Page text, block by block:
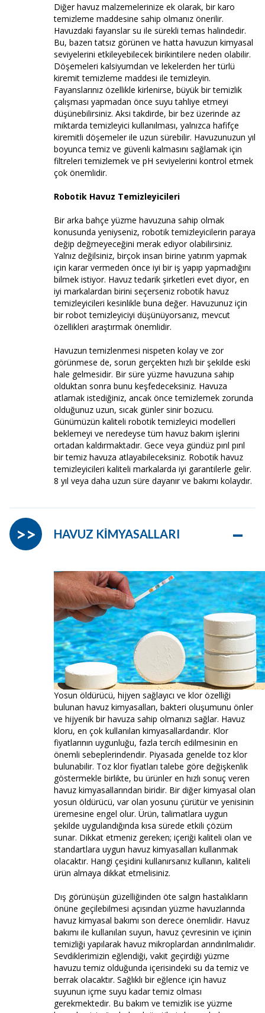
Diğer havuz malzemelerinize ek olarak, bir karo
temizleme maddesine sahip olmanız önerilir.
Havuzdaki fayanslar su ile sürekli temas halindedir.
Bu, bazen tatsız görünen ve hatta havuzun kimyasal
seviyelerini etkileyebilecek birikintilere neden olabilir.
Döşemeleri kalsiyumdan ve lekelerden her türlü
kiremit temizleme maddesi ile temizleyin.
Fayanslarınız özellikle kirlenirse, büyük bir temizlik
çalışması yapmadan önce suyu tahliye etmeyi
düşünebilirsiniz. Aksi takdirde, bir bez üzerinde az
miktarda temizleyici kullanılması, yalnızca hafifçe
kiremitli döşemeler ile uzun sürebilir. Havuzunuzun yıl
boyunca temiz ve güvenli kalmasını sağlamak için
filtreleri temizlemek ve pH seviyelerini kontrol etmek
çok önemlidir.
Robotik Havuz Temizleyicileri
Bir arka bahçe yüzme havuzuna sahip olmak
konusunda yeniyseniz, robotik temizleyicilerin paraya
değip değmeyeceğini merak ediyor olabilirsiniz.
Yalnız değilsiniz, birçok insan birine yatırım yapmak
için karar vermeden önce iyi bir iş yapıp yapmadığını
bilmek istiyor. Havuz tedarik şirketleri evet diyor, en
iyi markalardan birini seçerseniz robotik havuz
temizleyicileri kesinlikle buna değer. Havuzunuz için
bir robot temizleyiciyi düşünüyorsanız, mevcut
özellikleri araştırmak önemlidir.
Havuzun temizlenmesi nispeten kolay ve zor
görünmese de, sorun gerçekten hızlı bir şekilde eski
hale gelmesidir. Bir süre yüzme havuzuna sahip
olduktan sonra bunu keşfedeceksiniz. Havuza
atlamak istediğiniz, ancak önce temizlemek zorunda
olduğunuz uzun, sıcak günler sinir bozucu.
Günümüzün kaliteli robotik temizleyici modelleri
beklemeyi ve neredeyse tüm havuz bakım işlerini
ortadan kaldırmaktadır. Gece veya gündüz pırıl pırıl
bir temiz havuza atlayabileceksiniz. Robotik havuz
temizleyicileri kaliteli markalarda iyi garantilerle gelir.
8 yıl veya daha uzun süre dayanır ve bakımı kolaydır.
HAVUZ KİMYASALLARI –
>>
Yosun öldürücü, hijyen sağlayıcı ve klor özelliği
bulunan havuz kimyasalları, bakteri oluşumunu önler
ve hijyenik bir havuza sahip olmanızı sağlar. Havuz
kloru, en çok kullanılan kimyasallardandır. Klor
fiyatlarının uygunluğu, fazla tercih edilmesinin en
önemli sebeplerindendir. Piyasada genelde toz klor
bulunabilir. Toz klor fiyatları talebe göre değişkenlik
göstermekle birlikte, bu ürünler en hızlı sonuç veren
havuz kimyasallarından biridir. Bir diğer kimyasal olan
yosun öldürücü, var olan yosunu çürütür ve yenisinin
üremesine engel olur. Ürün, talimatlara uygun
şekilde uygulandığında kısa sürede etkili çözüm
sunar. Dikkat etmeniz gereken; içeriği kaliteli olan ve
standartlara uygun havuz kimyasalları kullanmak
olacaktır. Hangi çeşidini kullanırsanız kullanın, kaliteli
ürün almaya dikkat etmelisiniz.
Dış görünüşün güzelliğinden öte salgın hastalıkların
önüne geçilebilmesi açısından yüzme havuzlarında
havuz kimyasal bakımı son derece önemlidir. Havuz
bakımı ile kullanılan suyun, havuz çevresinin ve içinin
temizliği yapılarak havuz mikroplardan arındırılmalıdır.
Sevdiklerimizin eğlendiği, vakit geçirdiği yüzme
havuzu temiz olduğunda içerisindeki su da temiz ve
berrak olacaktır. Sağlıklı bir eğlence için havuz
suyunun içme suyu kadar temiz olması
gerekmektedir. Bu bakım ve temizlik ise yüzme